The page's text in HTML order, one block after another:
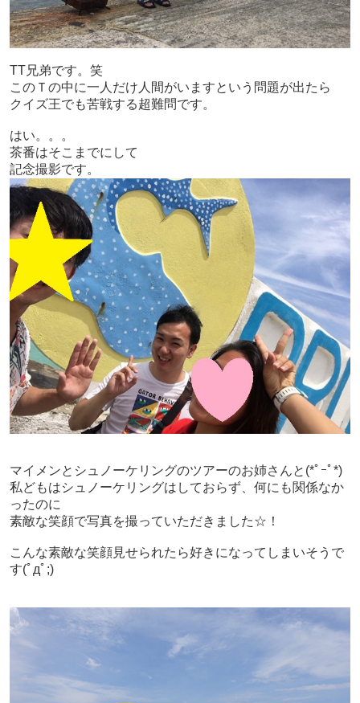
TT兄弟です。笑
このＴの中に一人だけ人間がいますという問題が出たら
クイズ王でも苦戦する超難問です。
はい。。。
茶番はそこまでにして
記念撮影です。
マイメンとシュノーケリングのツアーのお姉さんと(*ﾟｰﾟ*)
私どもはシュノーケリングはしておらず、何にも関係なか
ったのに
素敵な笑顔で写真を撮っていただきました☆！
こんな素敵な笑顔見せられたら好きになってしまいそうで
す(ﾟдﾟ;)